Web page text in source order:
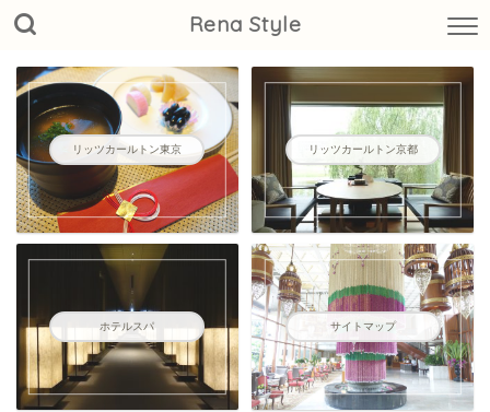
Rena Style
リッツカールトン東京 リッツカールトン京都
ホテルスパ サイトマップ